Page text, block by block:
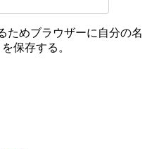
ためブラウザーに自分の名
保存する。